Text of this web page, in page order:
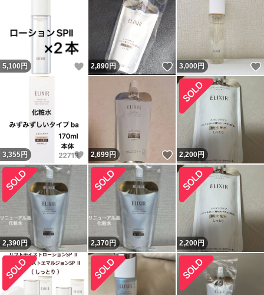
5,100 円 いいね！
2,890円 いいね！
3,000円
3,355円 いいね！
2,699円 いいね！
2,200円
2,390円 2,370円 2,200円